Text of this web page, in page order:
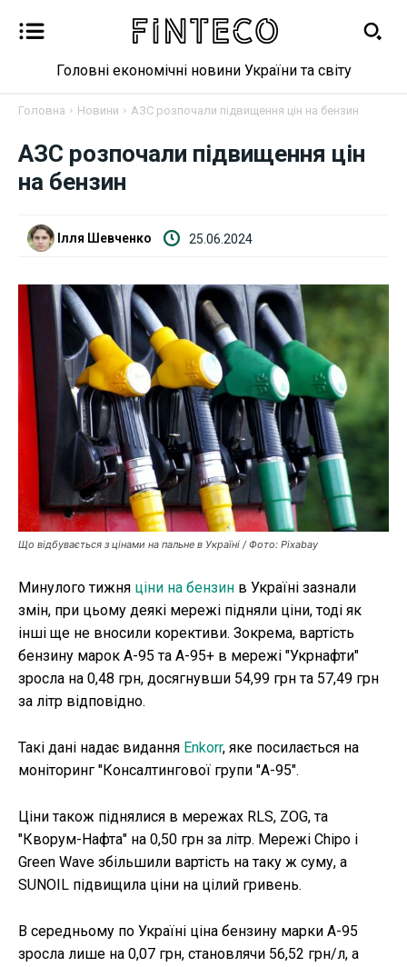
Новини
Валютний ринок
Криптовалюта
Робота і освіта
Публікації
ФОП
Курс валют
Ми в соц. мережах
Головні економічні новини України та світу
Головна Новини АЗС розпочали підвищення цін на бензин
АЗС розпочали підвищення цін
на бензин
Ілля Шевченко 25.06.2024
Що відбувається з цінами на пальне в Україні / Фото: Pixabay
Минулого тижня ціни на бензин в Україні зазнали
змін, при цьому деякі мережі підняли ціни, тоді як
інші ще не вносили корективи. Зокрема, вартість
бензину марок А-95 та А-95+ в мережі "Укрнафти"
зросла на 0,48 грн, досягнувши 54,99 грн та 57,49 грн
за літр відповідно.
Такі дані надає видання Enkorr, яке посилається на
моніторинг "Консалтингової групи "А-95".
Ціни також піднялися в мережах RLS, ZOG, та
"Кворум-Нафта" на 0,50 грн за літр. Мережі Chipo і
Green Wave збільшили вартість на таку ж суму, а
SUNOIL підвищила ціни на цілий гривень.
В середньому по Україні ціна бензину марки А-95
зросла лише на 0,07 грн, становлячи 56,52 грн/л, а